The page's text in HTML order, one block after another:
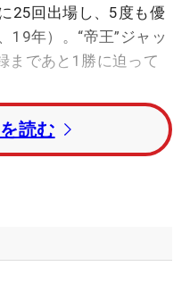
25回出場し、5度も優
年）。“帝王”ジャッ
まであと1勝に迫って
ーヤー（南アフリ
米国）に並ぶ出場23回
読む